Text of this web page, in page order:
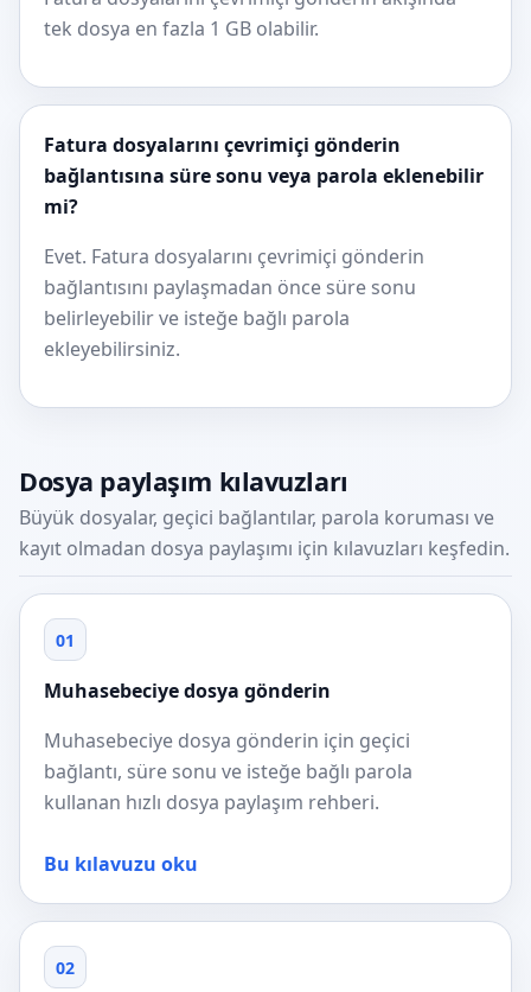
tek dosya en fazla 1 GB olabilir.
Fatura dosyalarını çevrimiçi gönderin
bağlantısına süre sonu veya parola eklenebilir
mi?
Evet. Fatura dosyalarını çevrimiçi gönderin
bağlantısını paylaşmadan önce süre sonu
belirleyebilir ve isteğe bağlı parola
ekleyebilirsiniz.
Dosya paylaşım kılavuzları
Büyük dosyalar, geçici bağlantılar, parola koruması ve
kayıt olmadan dosya paylaşımı için kılavuzları keşfedin.
01
Muhasebeciye dosya gönderin
Muhasebeciye dosya gönderin için geçici
bağlantı, süre sonu ve isteğe bağlı parola
kullanan hızlı dosya paylaşım rehberi.
Bu kılavuzu oku
02